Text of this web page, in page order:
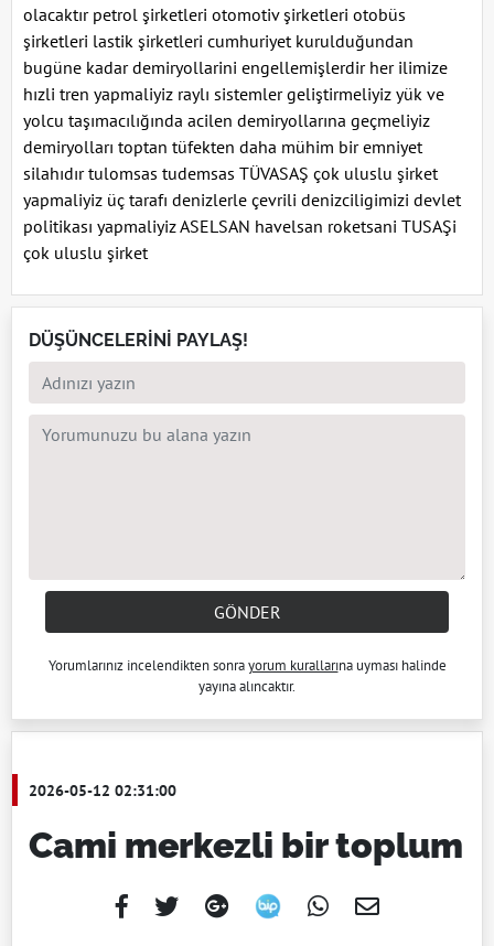
olacaktır petrol şirketleri otomotiv şirketleri otobüs
şirketleri lastik şirketleri cumhuriyet kurulduğundan
bugüne kadar demiryollarini engellemişlerdir her ilimize
hızli tren yapmaliyiz raylı sistemler geliştirmeliyiz yük ve
yolcu taşımacılığında acilen demiryollarına geçmeliyiz
demiryolları toptan tüfekten daha mühim bir emniyet
silahıdır tulomsas tudemsas TÜVASAŞ çok uluslu şirket
yapmaliyiz üç tarafı denizlerle çevrili denizciligimizi devlet
politikası yapmaliyiz ASELSAN havelsan roketsani TUSAŞi
çok uluslu şirket
DÜŞÜNCELERİNİ PAYLAŞ!
GÖNDER
Yorumlarınız incelendikten sonrayorum kurallarına uyması halinde
yayına alıncaktır.
2026-05-12 02:31:00
Cami merkezli bir toplum